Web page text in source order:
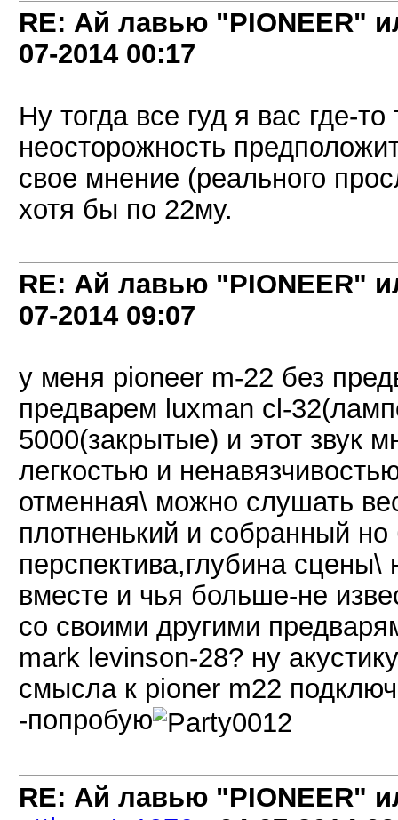
RE: Ай лавью "PIONEER"
07-2014 00:17
Ну тогда все гуд я вас где-
неосторожность
свое мнение (реального
хотя бы по 22му.
RE: Ай лавью "PIONEER"
07-2014 09:07
у меня pioneer m-22 без
предварем luxman cl-
5000(закрытые) и этот звук
легкостью и
отменная\ можно слушать
плотненький и собранный но
перспектива,глубина сцены\
вместе и чья больше-не
со своими другими
mark levinson-28? ну
смысла к pioner m22
-попробую
RE: Ай лавью "PIONEER"